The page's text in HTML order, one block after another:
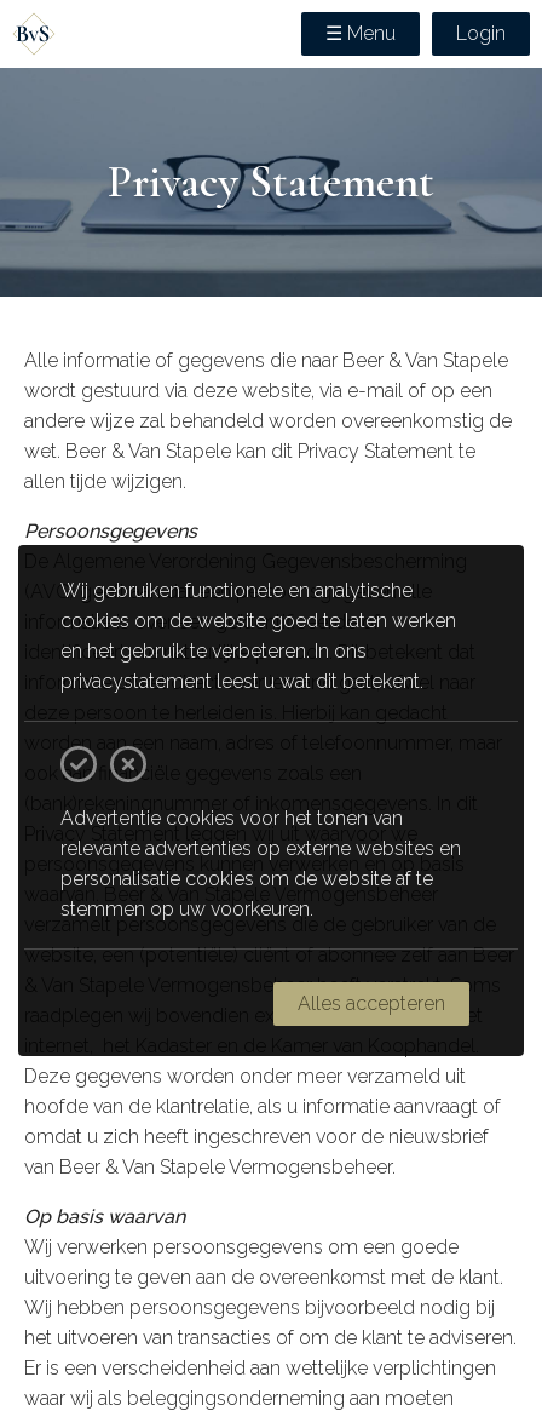
☰ Menu Login
Privacy Statement
Alle informatie of gegevens die naar Beer & Van Stapele
wordt gestuurd via deze website, via e-mail of op een
andere wijze zal behandeld worden overeenkomstig de
wet. Beer & Van Stapele kan dit Privacy Statement te
allen tijde wijzigen.
Persoonsgegevens
(AVG) geeft aan dat een persoonsgegeven alle
informatie is over een geïdentificeerde of
identificeerbare natuurlijke persoon. Dit betekent dat
informatie ofwel direct over iemand gaat, ofwel naar
worden aan een naam, adres of telefoonnummer, maar
ook aan financiële gegevens zoals een
persoonsgegevens kunnen verwerken en op basis
waarvan. Beer & Van Stapele Vermogensbeheer
verzamelt persoonsgegevens die de gebruiker van de
website, een (potentiële) cliënt of abonnee zelf aan Beer
& Van Stapele Vermogensbeheer heeft verstrekt. Soms
raadplegen wij bovendien externe bronnen zoals het
Deze gegevens worden onder meer verzameld uit
hoofde van de klantrelatie, als u informatie aanvraagt of
omdat u zich heeft ingeschreven voor de nieuwsbrief
van Beer & Van Stapele Vermogensbeheer.
Op basis waarvan
Wij verwerken persoonsgegevens om een goede
uitvoering te geven aan de overeenkomst met de klant.
Wij hebben persoonsgegevens bijvoorbeeld nodig bij
het uitvoeren van transacties of om de klant te adviseren.
Er is een verscheidenheid aan wettelijke verplichtingen
waar wij als beleggingsonderneming aan moeten
Wij gebruiken functionele en analytische
cookies om de website goed te laten werken
en het gebruik te verbeteren. In ons
privacystatement leest u wat dit betekent.
Advertentie cookies voor het tonen van
relevante advertenties op externe websites en
personalisatie cookies om de website af te
stemmen op uw voorkeuren.
Alles accepteren